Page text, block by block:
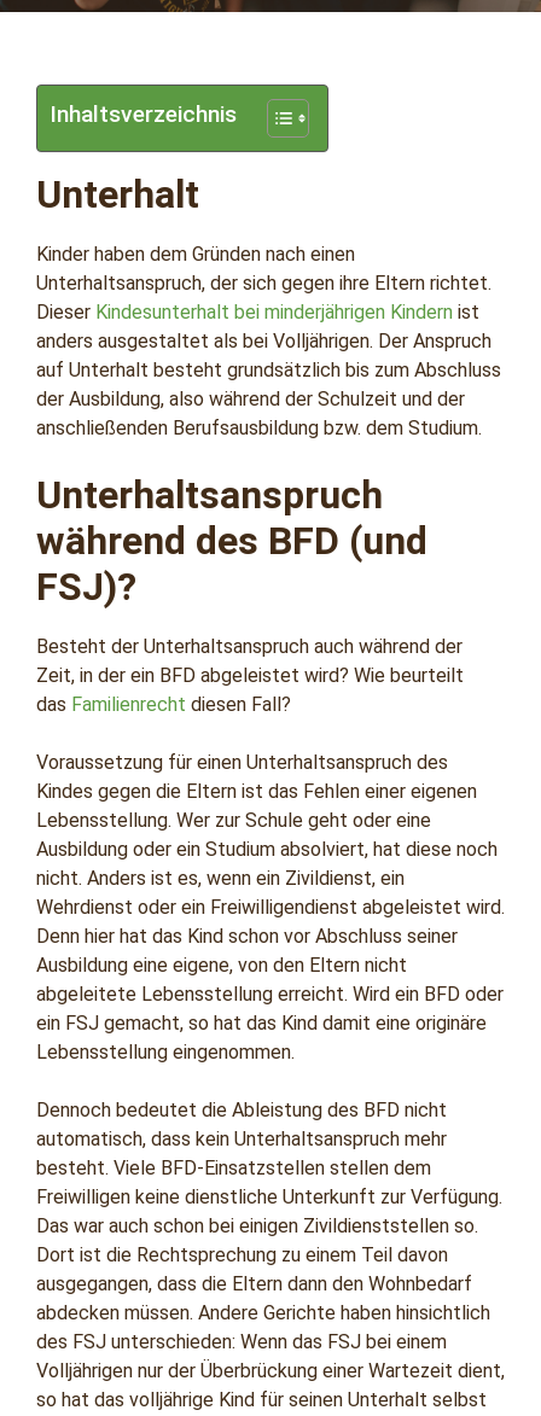
Inhaltsverzeichnis
Unterhalt
Kinder haben dem Gründen nach einen
Unterhaltsanspruch, der sich gegen ihre Eltern richtet.
Dieser Kindesunterhalt bei minderjährigen Kindern ist
anders ausgestaltet als bei Volljährigen. Der Anspruch
auf Unterhalt besteht grundsätzlich bis zum Abschluss
der Ausbildung, also während der Schulzeit und der
anschließenden Berufsausbildung bzw. dem Studium.
Unterhaltsanspruch
während des BFD (und
FSJ)?
Besteht der Unterhaltsanspruch auch während der
Zeit, in der ein BFD abgeleistet wird? Wie beurteilt
das Familienrecht diesen Fall?
Voraussetzung für einen Unterhaltsanspruch des
Kindes gegen die Eltern ist das Fehlen einer eigenen
Lebensstellung. Wer zur Schule geht oder eine
Ausbildung oder ein Studium absolviert, hat diese noch
nicht. Anders ist es, wenn ein Zivildienst, ein
Wehrdienst oder ein Freiwilligendienst abgeleistet wird.
Denn hier hat das Kind schon vor Abschluss seiner
Ausbildung eine eigene, von den Eltern nicht
abgeleitete Lebensstellung erreicht. Wird ein BFD oder
ein FSJ gemacht, so hat das Kind damit eine originäre
Lebensstellung eingenommen.
Dennoch bedeutet die Ableistung des BFD nicht
automatisch, dass kein Unterhaltsanspruch mehr
besteht. Viele BFD-Einsatzstellen stellen dem
Freiwilligen keine dienstliche Unterkunft zur Verfügung.
Das war auch schon bei einigen Zivildienststellen so.
Dort ist die Rechtsprechung zu einem Teil davon
ausgegangen, dass die Eltern dann den Wohnbedarf
abdecken müssen. Andere Gerichte haben hinsichtlich
des FSJ unterschieden: Wenn das FSJ bei einem
Volljährigen nur der Überbrückung einer Wartezeit dient,
so hat das volljährige Kind für seinen Unterhalt selbst